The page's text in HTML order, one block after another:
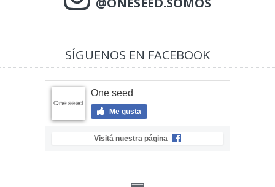
SÍGUENOS EN FACEBOOK
One seed
Me gusta
Visitá nuestra página